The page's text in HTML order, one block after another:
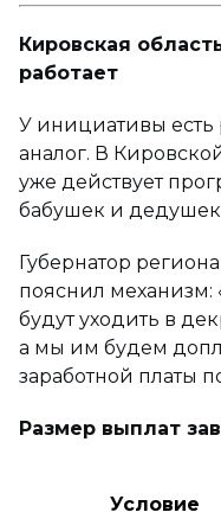
Кировская
работает
У инициативы
аналог. В
уже действует
бабушек и дедушек
Губернатор
пояснил
будут уходить в
а мы им будем
заработной платы
Размер выплат
Условие